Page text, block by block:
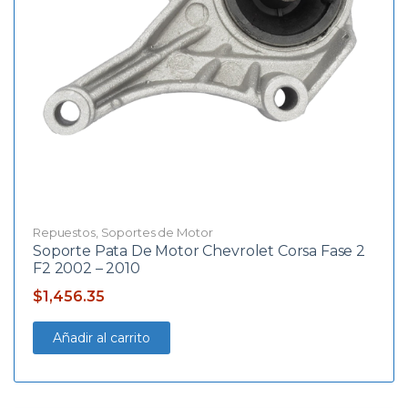
Repuestos, Soportes de Motor
Soporte Pata De Motor Chevrolet Corsa Fase 2
F2 2002 – 2010
$1,456.35
Añadir al carrito